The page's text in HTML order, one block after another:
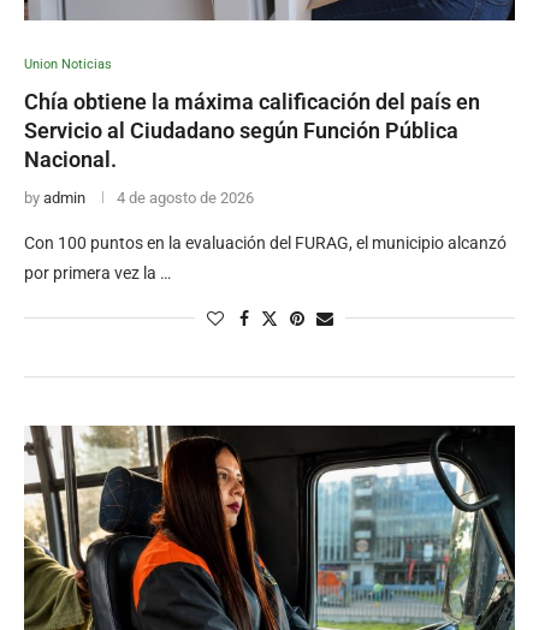
Union Noticias
Chía obtiene la máxima calificación del país en
Servicio al Ciudadano según Función Pública
Nacional.
by admin 4 de agosto de 2026
Con 100 puntos en la evaluación del FURAG, el municipio alcanzó
por primera vez la …